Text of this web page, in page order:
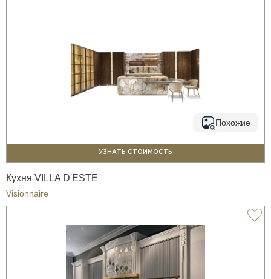
Похожие
УЗНАТЬ СТОИМОСТЬ
Кухня VILLA D'ESTE
Visionnaire